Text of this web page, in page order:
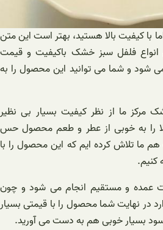
با کیفیت بالا هستید، بهتر است این متن
انواع فلفل سبز خشک باکیفیت و قیمت
شود و شما می توانید این محصول را به
ما از نظر کیفیت بسیار بی نظیر
را به خوبی از عطر و طعم محصول حس
هم ما تلاش کرده ایم که این محصول را با
کنیم.
عمده و مستقیم انجام می شود و چون
در نهایت شما محصول را با قیمتی بسیار
سود بسیار خوبی هم به دست می آورید.